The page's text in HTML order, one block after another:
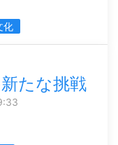
化
たな挑戦